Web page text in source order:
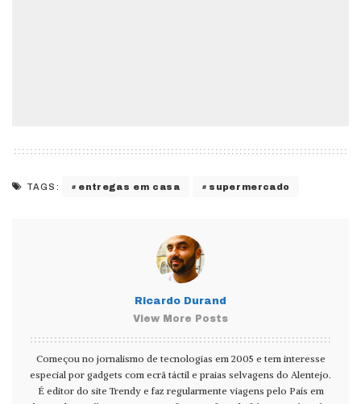
TAGS: entregas em casa supermercado
Ricardo Durand
View More Posts
Começou no jornalismo de tecnologias em 2005 e tem interesse
especial por gadgets com ecrã táctil e praias selvagens do Alentejo.
É editor do site Trendy e faz regularmente viagens pelo País em